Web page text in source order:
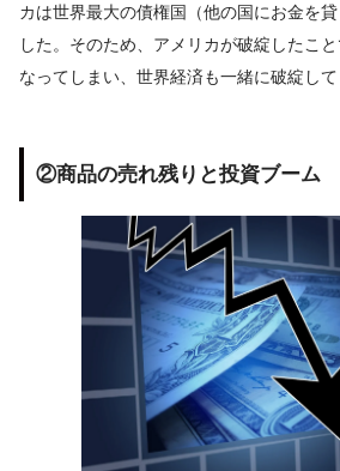
カは世界最大の債権国（他の国にお金を
した。そのため、アメリカが破綻したこ
なってしまい、世界経済も一緒に破綻して
②商品の売れ残りと投資ブーム